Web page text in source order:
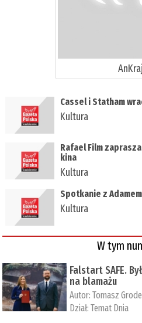
AnKraj
Cassel i Statham
Kultura
Rafael Film
kina
Kultura
Spotkanie z
Kultura
W tym
Falstart SAFE.
na blamażu
Autor:Tomasz
Dział:Temat Dnia